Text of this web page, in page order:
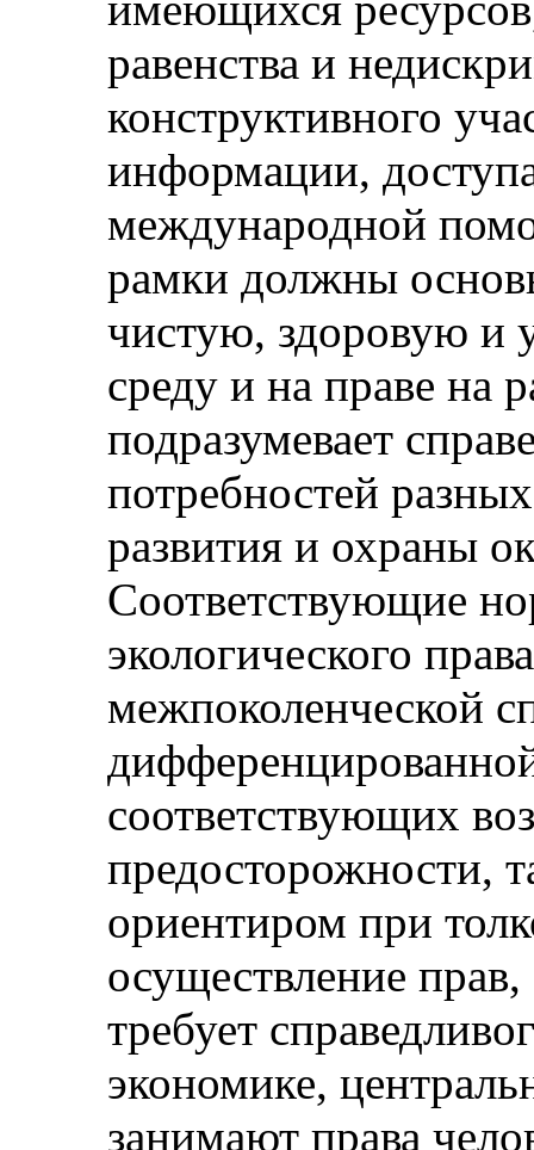
равенства и
конструктивного
информации,
международной
рамки должны
чистую, здоровую
среду и на праве на
подразумевает
потребностей
развития и охраны
Соответствующие
экологического
межпоколенческой
соответствующих
предосторожности,
ориентиром при
осуществление
требует
экономике,
занимают права